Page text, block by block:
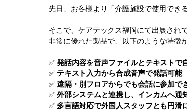
ポータブル蓄電池 ガソリン削減 電気代
TOPお知らせ Vファーレン長崎 ゴルフ
AIインカム HACCP（ハサップ） 夏の
先日、お客様より「介護施設で使用でき
そこで、ケアテックス福岡にて出展され
非常に優れた製品で、以下のような特徴
✅ 発話内容を音声ファイルとテキストで
✅ テキスト入力から合成音声で発話可能
✅ 遠隔・別フロアからでも会話に参加で
✅ 外部システムと連携し、インカムへ通
✅ 多言語対応で外国人スタッフとも円滑